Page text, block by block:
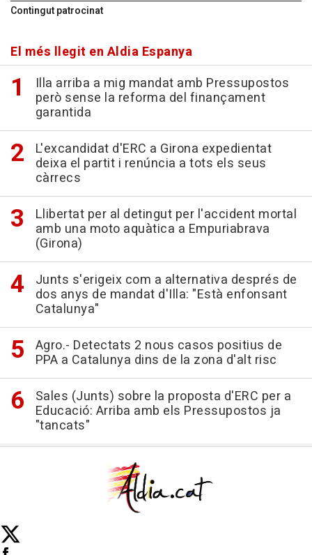
Contingut patrocinat
El més llegit en Aldia Espanya
Illa arriba a mig mandat amb Pressupostos
però sense la reforma del finançament
garantida
L'excandidat d'ERC a Girona expedientat
deixa el partit i renúncia a tots els seus
càrrecs
Llibertat per al detingut per l'accident mortal
amb una moto aquàtica a Empuriabrava
(Girona)
Junts s'erigeix com a alternativa després de
dos anys de mandat d'Illa: "Està enfonsant
Catalunya"
Agro.- Detectats 2 nous casos positius de
PPA a Catalunya dins de la zona d'alt risc
Sales (Junts) sobre la proposta d'ERC per a
Educació: Arriba amb els Pressupostos ja
"tancats"